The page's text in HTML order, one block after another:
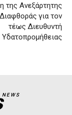
της Ανεξάρτητης
για τον
τέως Διευθυντή
Υδατοπρομήθειας
NEWS